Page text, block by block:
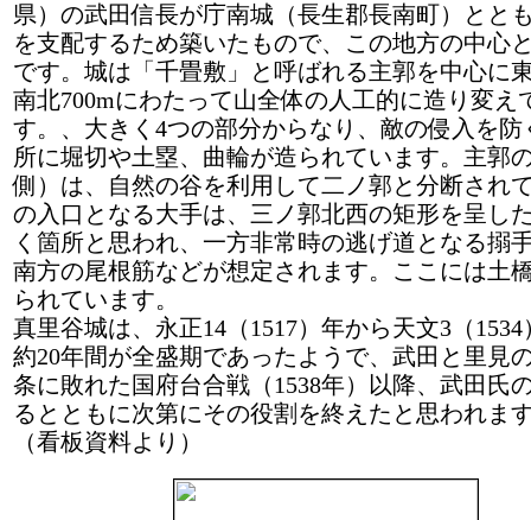
県）の武田信長が庁南城（長生郡長南町）とと
を支配するため築いたもので、この地方の中心
です。城は「千畳敷」と呼ばれる主郭を中心に
南北700mにわたって山全体の人工的に造り変え
す。、大きく4つの部分からなり、敵の侵入を防
所に堀切や土塁、曲輪が造られています。主郭
側）は、自然の谷を利用して二ノ郭と分断され
の入口となる大手は、三ノ郭北西の矩形を呈し
く箇所と思われ、一方非常時の逃げ道となる搦
南方の尾根筋などが想定されます。ここには土
られています。
真里谷城は、永正14（1517）年から天文3（
約20年間が全盛期であったようで、武田と里見
条に敗れた国府台合戦（1538年）以降、武田氏
るとともに次第にその役割を終えたと思われま
（看板資料より）